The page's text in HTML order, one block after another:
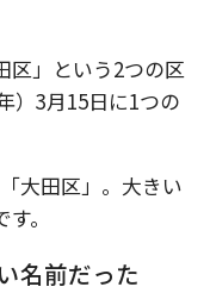
区」という2つの区
）3月15日に1つの
大田区」。大きい
。
名前だった